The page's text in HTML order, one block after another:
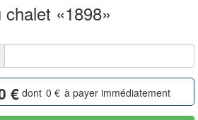
«1898»
€ dont 0 € à payer immédiatement